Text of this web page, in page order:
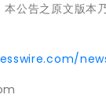
公告之原文版本